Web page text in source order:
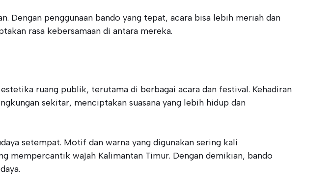
Dengan penggunaan bando yang tepat, acara bisa lebih meriah dan
rasa kebersamaan di antara mereka.
ruang publik, terutama di berbagai acara dan festival. Kehadiran
sekitar, menciptakan suasana yang lebih hidup dan
setempat. Motif dan warna yang digunakan sering kali
mempercantik wajah Kalimantan Timur. Dengan demikian, bando